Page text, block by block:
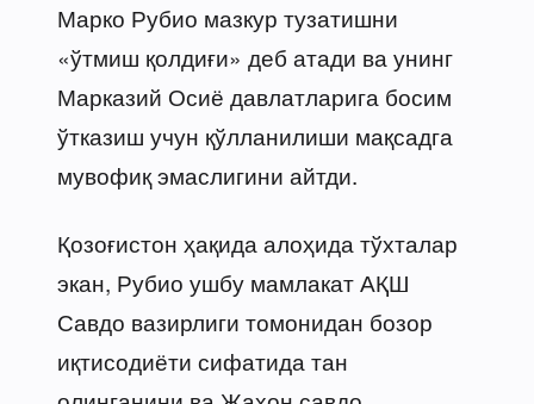
Марко Рубио мазкур тузатишни
«ўтмиш қолдиғи» деб атади ва унинг
Марказий Осиё давлатларига босим
ўтказиш учун қўлланилиши мақсадга
мувофиқ эмаслигини айтди.
Қозоғистон ҳақида алоҳида тўхталар
экан, Рубио ушбу мамлакат АҚШ
Савдо вазирлиги томонидан бозор
иқтисодиёти сифатида тан